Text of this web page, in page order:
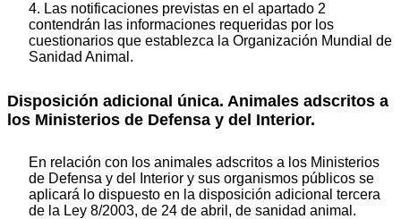
4. Las notificaciones previstas en el apartado 2
contendrán las informaciones requeridas por los
cuestionarios que establezca la Organización Mundial de
Sanidad Animal.
Disposición adicional única. Animales adscritos a
los Ministerios de Defensa y del Interior.
En relación con los animales adscritos a los Ministerios
de Defensa y del Interior y sus organismos públicos se
aplicará lo dispuesto en la disposición adicional tercera
de la Ley 8/2003, de 24 de abril, de sanidad animal.